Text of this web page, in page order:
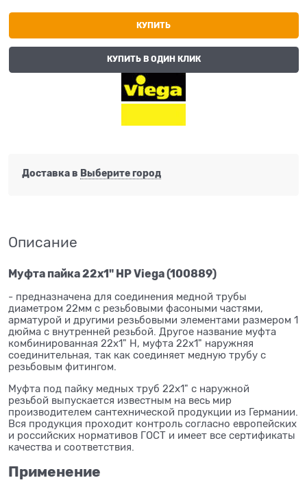
КУПИТЬ
КУПИТЬ В ОДИН КЛИК
Доставка в Выберите город
Описание
Муфта пайка 22x1" НР Viega (100889)
- предназначена для соединения медной трубы
диаметром 22мм с резьбовыми фасоными частями,
арматурой и другими резьбовыми элементами размером 1
дюйма с внутренней резьбой. Другое название муфта
комбинированная 22x1" Н, муфта 22x1" наружняя
соединительная, так как соединяет медную трубу с
резьбовым фитингом.
Муфта под пайку медных труб 22x1" с наружной
резьбой выпускается известным на весь мир
производителем сантехнической продукции из Германии.
Вся продукция проходит контроль согласно европейских
и российских нормативов ГОСТ и имеет все сертификаты
качества и соответствия.
Применение